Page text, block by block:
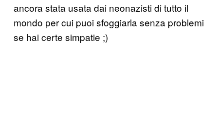
ancora stata usata dai neonazisti di tutto il
mondo per cui puoi sfoggiarla senza problemi
se hai certe simpatie ;)